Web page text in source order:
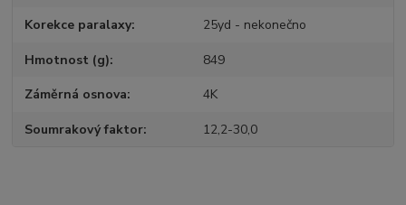
Korekce paralaxy 25yd - nekonečno
Hmotnost (g) 849
Záměrná osnova 4K
Soumrakový faktor 12,2-30,0